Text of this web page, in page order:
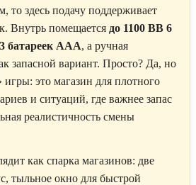
то здесь подачу поддерживает
Внутрь помещается до 1100 BB 6
3 батареек AAA, а ручная
запасной вариант. Просто? Да, но
это магазин для плотного
и ситуаций, где важнее запас
реалистичность смены
как спарка магазинов: две
тыльное окно для быстрой